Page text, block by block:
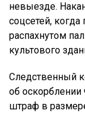
невыезде.
соцсетей,
распахнутом
культового
Следственный
об оскорблении
штраф в